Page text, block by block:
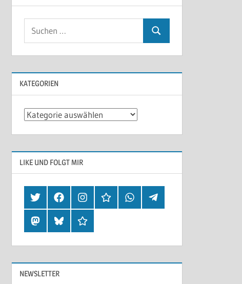
KATEGORIEN
Kategorien
LIKE UND FOLGT MIR
TwitterFacebookInstagramHearthisWhatsappTelegram
MastodonBlueskyThreads
NEWSLETTER